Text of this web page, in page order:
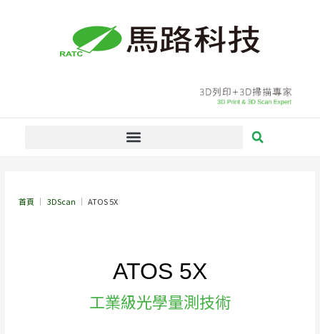
首頁 3DScan ATOS 5X
ATOS 5X
工業級光學量測技術